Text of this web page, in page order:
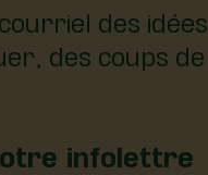
des idées
des coups de
infolettre